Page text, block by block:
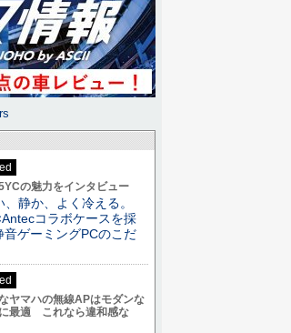
の魅力をインタビュー
、静か、よく冷える。
コラボケースを採
音ゲーミングPCのこだ
ヤマハの無線APはモダンな
最適 これなら違和感な